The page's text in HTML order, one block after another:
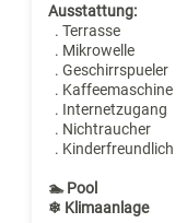
Ausstattung:
. Terrasse
. Mikrowelle
. Geschirrspueler
. Kaffeemaschine
. Internetzugang
. Nichtraucher
. Kinderfreundlich
🏊 Pool
❄ Klimaanlage